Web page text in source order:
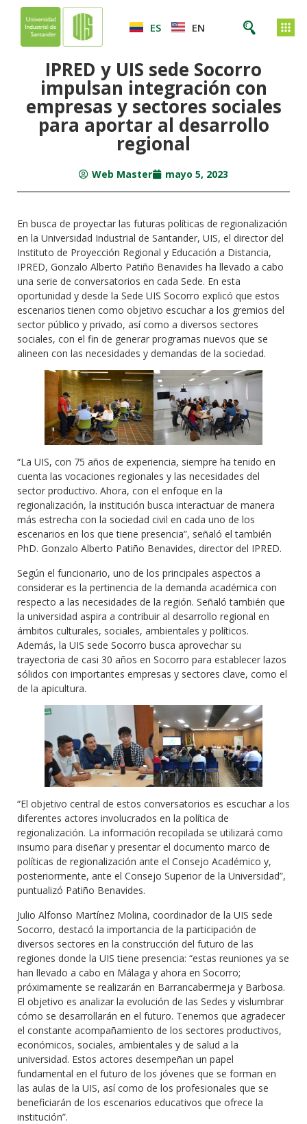
ES EN
IPRED y UIS sede Socorro
impulsan integración con
empresas y sectores sociales
para aportar al desarrollo
regional
Web Master mayo 5, 2023
En busca de proyectar las futuras políticas de regionalización
en la Universidad Industrial de Santander, UIS, el director del
Instituto de Proyección Regional y Educación a Distancia,
IPRED, Gonzalo Alberto Patiño Benavides ha llevado a cabo
una serie de conversatorios en cada Sede. En esta
oportunidad y desde la Sede UIS Socorro explicó que estos
escenarios tienen como objetivo escuchar a los gremios del
sector público y privado, así como a diversos sectores
sociales, con el fin de generar programas nuevos que se
alineen con las necesidades y demandas de la sociedad.
“La UIS, con 75 años de experiencia, siempre ha tenido en
cuenta las vocaciones regionales y las necesidades del
sector productivo. Ahora, con el enfoque en la
regionalización, la institución busca interactuar de manera
más estrecha con la sociedad civil en cada uno de los
escenarios en los que tiene presencia”, señaló el también
PhD. Gonzalo Alberto Patiño Benavides, director del IPRED.
Según el funcionario, uno de los principales aspectos a
considerar es la pertinencia de la demanda académica con
respecto a las necesidades de la región. Señaló también que
la universidad aspira a contribuir al desarrollo regional en
ámbitos culturales, sociales, ambientales y políticos.
Además, la UIS sede Socorro busca aprovechar su
trayectoria de casi 30 años en Socorro para establecer lazos
sólidos con importantes empresas y sectores clave, como el
de la apicultura.
“El objetivo central de estos conversatorios es escuchar a los
diferentes actores involucrados en la política de
regionalización. La información recopilada se utilizará como
insumo para diseñar y presentar el documento marco de
políticas de regionalización ante el Consejo Académico y,
posteriormente, ante el Consejo Superior de la Universidad”,
puntualizó Patiño Benavides.
Julio Alfonso Martínez Molina, coordinador de la UIS sede
Socorro, destacó la importancia de la participación de
diversos sectores en la construcción del futuro de las
regiones donde la UIS tiene presencia: “estas reuniones ya se
han llevado a cabo en Málaga y ahora en Socorro;
próximamente se realizarán en Barrancabermeja y Barbosa.
El objetivo es analizar la evolución de las Sedes y vislumbrar
cómo se desarrollarán en el futuro. Tenemos que agradecer
el constante acompañamiento de los sectores productivos,
económicos, sociales, ambientales y de salud a la
universidad. Estos actores desempeñan un papel
fundamental en el futuro de los jóvenes que se forman en
las aulas de la UIS, así como de los profesionales que se
beneficiarán de los escenarios educativos que ofrece la
institución”.